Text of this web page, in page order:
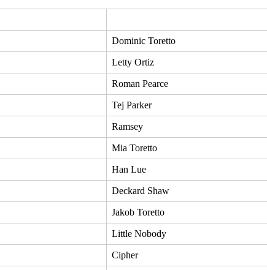
Dominic Toretto
Letty Ortiz
Roman Pearce
Tej Parker
Ramsey
Mia Toretto
Han Lue
Deckard Shaw
Jakob Toretto
Little Nobody
Cipher